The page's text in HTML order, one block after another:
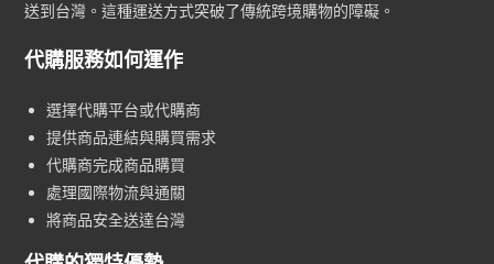
送到台灣。這種運送方式突破了傳統跨境購物的障礙。
代購服務如何運作
選擇代購平台或代購商
提供商品連結與購買需求
代購商完成商品購買
處理國際物流與通關
將商品安全送達台灣